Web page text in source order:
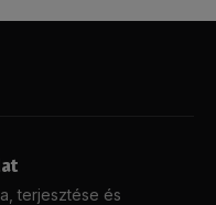
terjesztése és